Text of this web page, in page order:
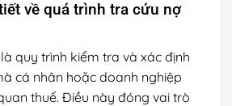
về quá trình tra cứu nợ
là quy trình kiểm tra và xác định
cá nhân hoặc doanh nghiệp
thuế. Điều này đóng vai trò